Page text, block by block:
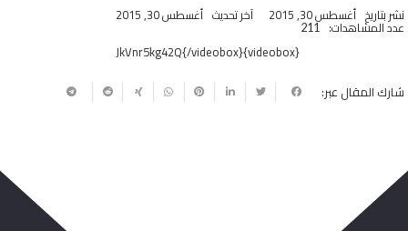
نشر بتاريخ أغسطس 30, 2015 آخر تحديث أغسطس 30, 2015
عدد المشاهدات: 211
{videobox}JkVnr5kg42Q{/videobox}
شارك المقال عبر: